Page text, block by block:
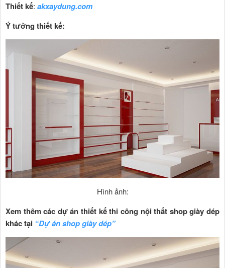
Thiết kế: akxaydung.com
Ý tưởng thiết kế:
Hình ảnh:
Xem thêm các dự án thiết kế thi công nội thất shop giày dép
khác tại “Dự án shop giày dép”